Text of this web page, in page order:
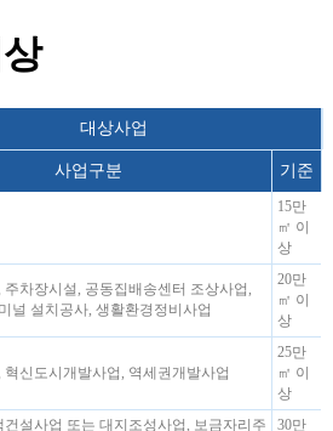
대상사업
사업구분 기준
15만
㎡ 이
상
주차장시설, 공동집배송센터 조상사업,
널 설치공사, 생활환경정비사업
20만
㎡ 이
상
혁신도시개발사업, 역세권개발사업
25만
㎡ 이
상
건설사업 또는 대지조성사업, 보금자리주
30만